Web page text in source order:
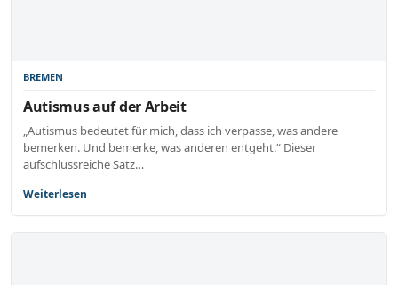
BREMEN
Autismus auf der Arbeit
„Autismus bedeutet für mich, dass ich verpasse, was andere
bemerken. Und bemerke, was anderen entgeht.“ Dieser
aufschlussreiche Satz…
Weiterlesen